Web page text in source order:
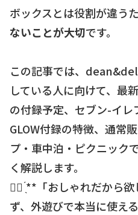
ボックスとは役割が違うた
ないことが大切です。
この記事では、
している人に向けて、最
の付録予定、セブン-イ
GLOW付録の特徴、通常
プ・車中泊・ピクニック
く解説します。
☝🏻 ̖́**「おしゃれだから
ず、外遊びで本当に使え